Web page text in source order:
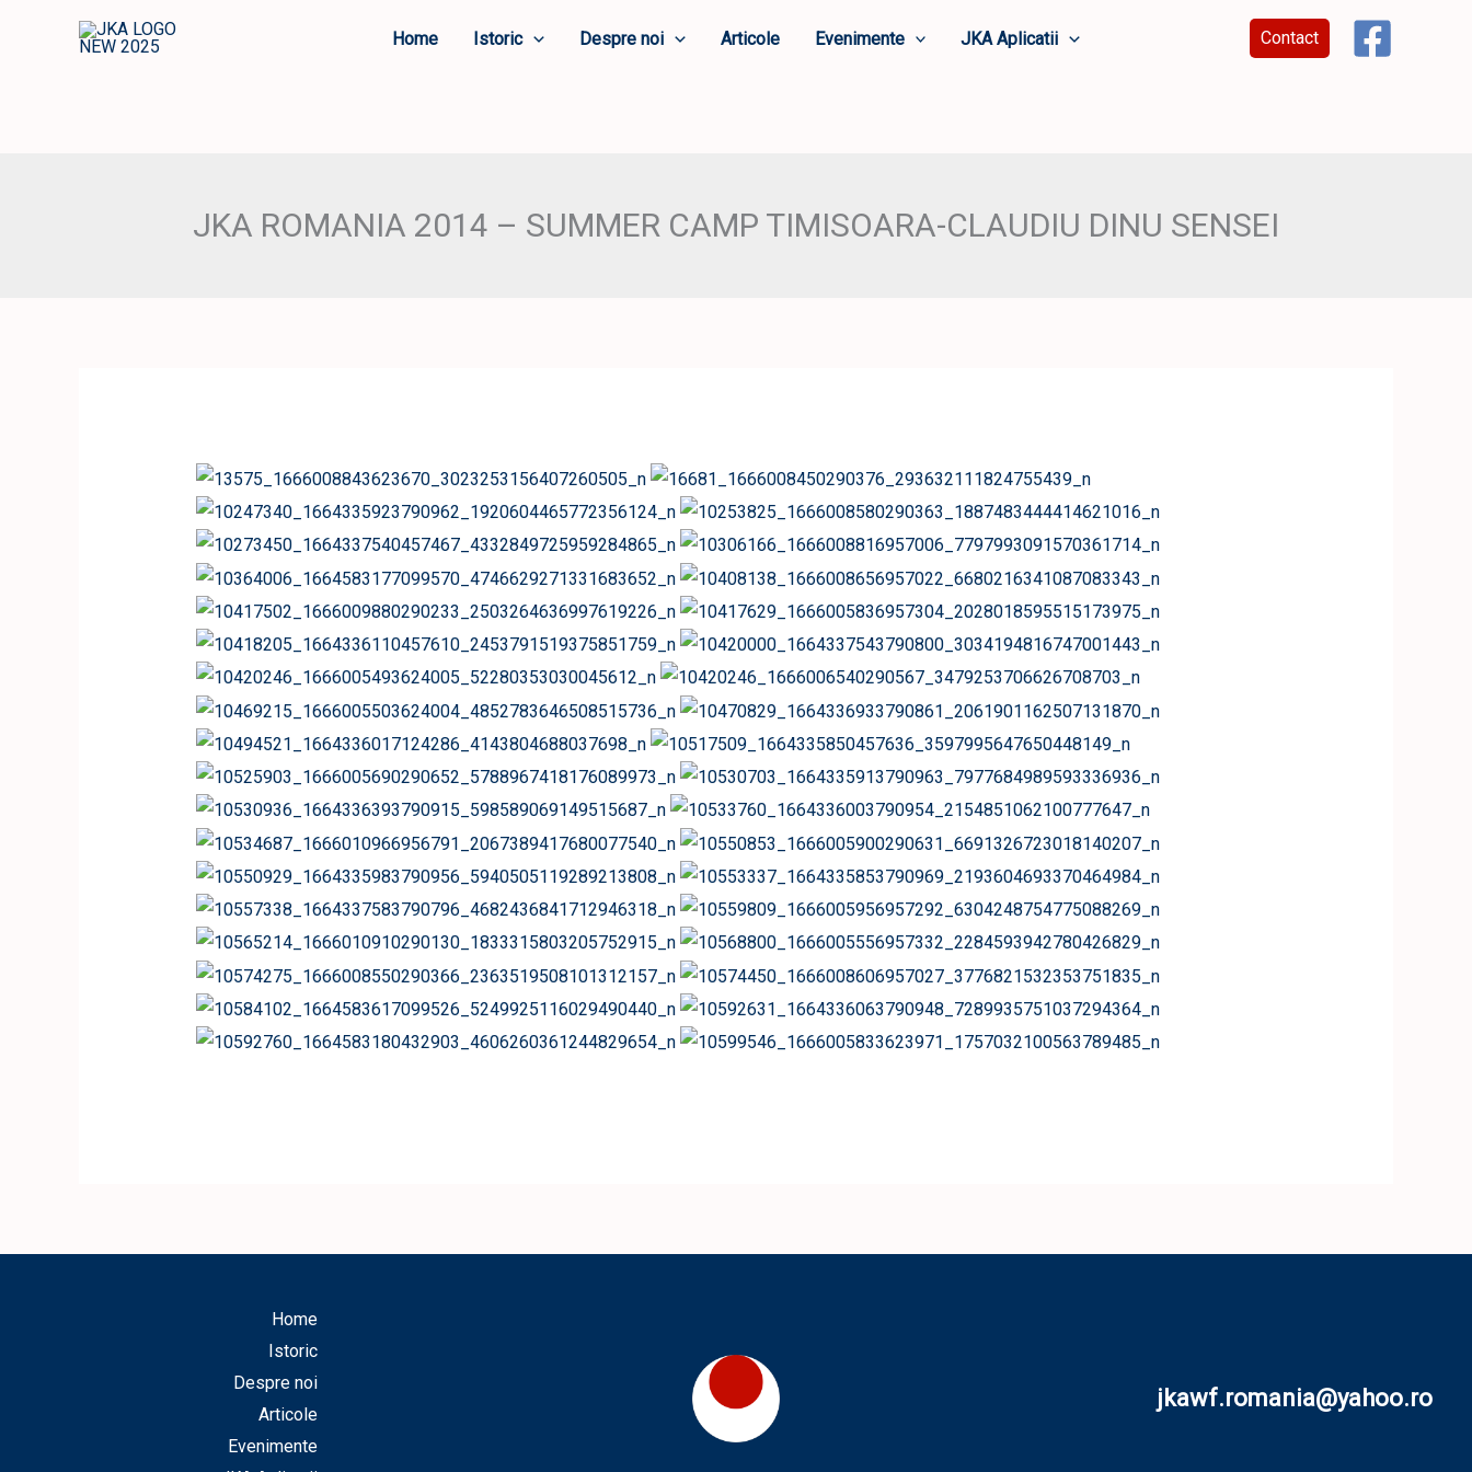
Home Istoric Despre noi Articole Evenimente JKA Aplicatii Contact
JKA ROMANIA 2014 – SUMMER CAMP TIMISOARA-CLAUDIU DINU SENSEI
Home
Istoric
Despre noi
Articole
Evenimente
jkawf.romania@yahoo.ro